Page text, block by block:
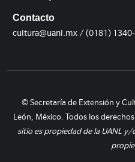
Contacto
cultura@uanl.mx / (0181)
© Secretaría de Extensión y
León, México. Todos los
sitio es propiedad de la UANL